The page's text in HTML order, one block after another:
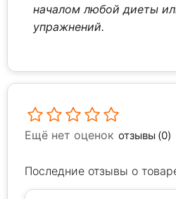
началом любой диеты
упражнений.
Ещё нет оценок отзывы (0)
Последние отзывы о